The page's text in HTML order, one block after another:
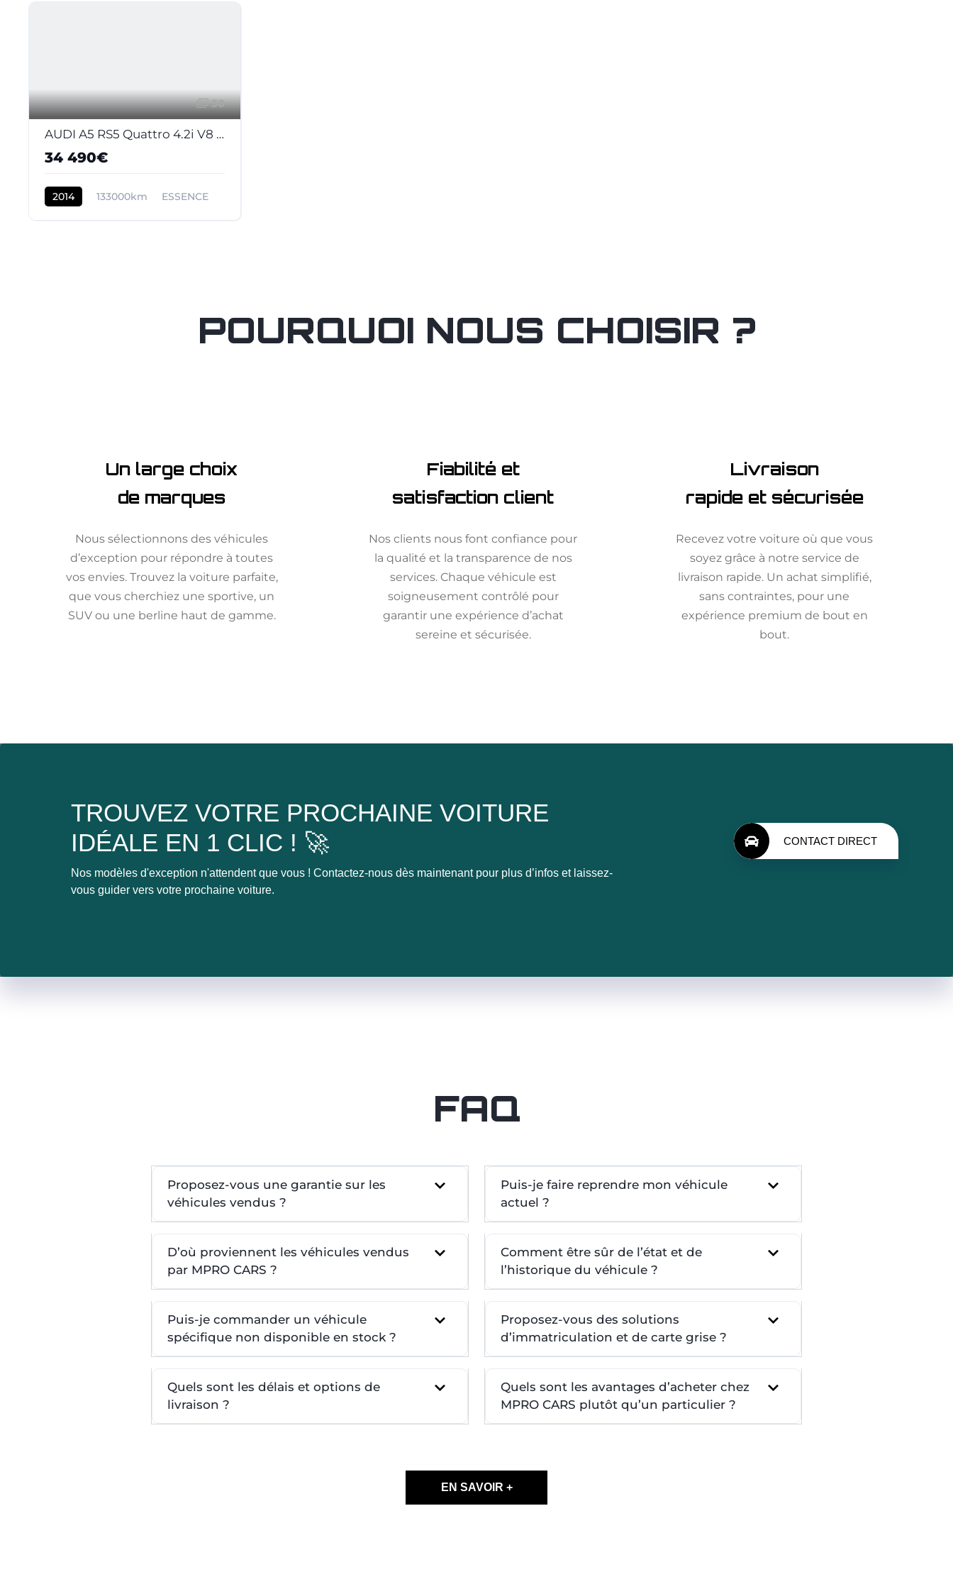
30
AUDI A5 RS5 Quattro 4.2i V8 FSI - BV S-tronic RS5 COUPE . PHASE 2
34 490€
2014 133000km ESSENCE
POURQUOI NOUS CHOISIR ?
Un large choix
de marques
Nous sélectionnons des véhicules
d’exception pour répondre à toutes
vos envies. Trouvez la voiture parfaite,
que vous cherchiez une sportive, un
SUV ou une berline haut de gamme.
Fiabilité et
satisfaction client
Nos clients nous font confiance pour
la qualité et la transparence de nos
services. Chaque véhicule est
soigneusement contrôlé pour
garantir une expérience d’achat
sereine et sécurisée.
Livraison
rapide et sécurisée
Recevez votre voiture où que vous
soyez grâce à notre service de
livraison rapide. Un achat simplifié,
sans contraintes, pour une
expérience premium de bout en
bout.
TROUVEZ VOTRE PROCHAINE VOITURE
IDÉALE EN 1 CLIC ! 🚀
Nos modèles d'exception n'attendent que vous ! Contactez-nous dès maintenant pour plus d’infos et laissez-
vous guider vers votre prochaine voiture.
CONTACT DIRECT
FAQ
Proposez-vous une garantie sur les
véhicules vendus ?
D’où proviennent les véhicules vendus
par MPRO CARS ?
Puis-je commander un véhicule
spécifique non disponible en stock ?
Quels sont les délais et options de
livraison ?
Puis-je faire reprendre mon véhicule
actuel ?
Comment être sûr de l’état et de
l’historique du véhicule ?
Proposez-vous des solutions
d’immatriculation et de carte grise ?
Quels sont les avantages d’acheter chez
MPRO CARS plutôt qu’un particulier ?
EN SAVOIR +